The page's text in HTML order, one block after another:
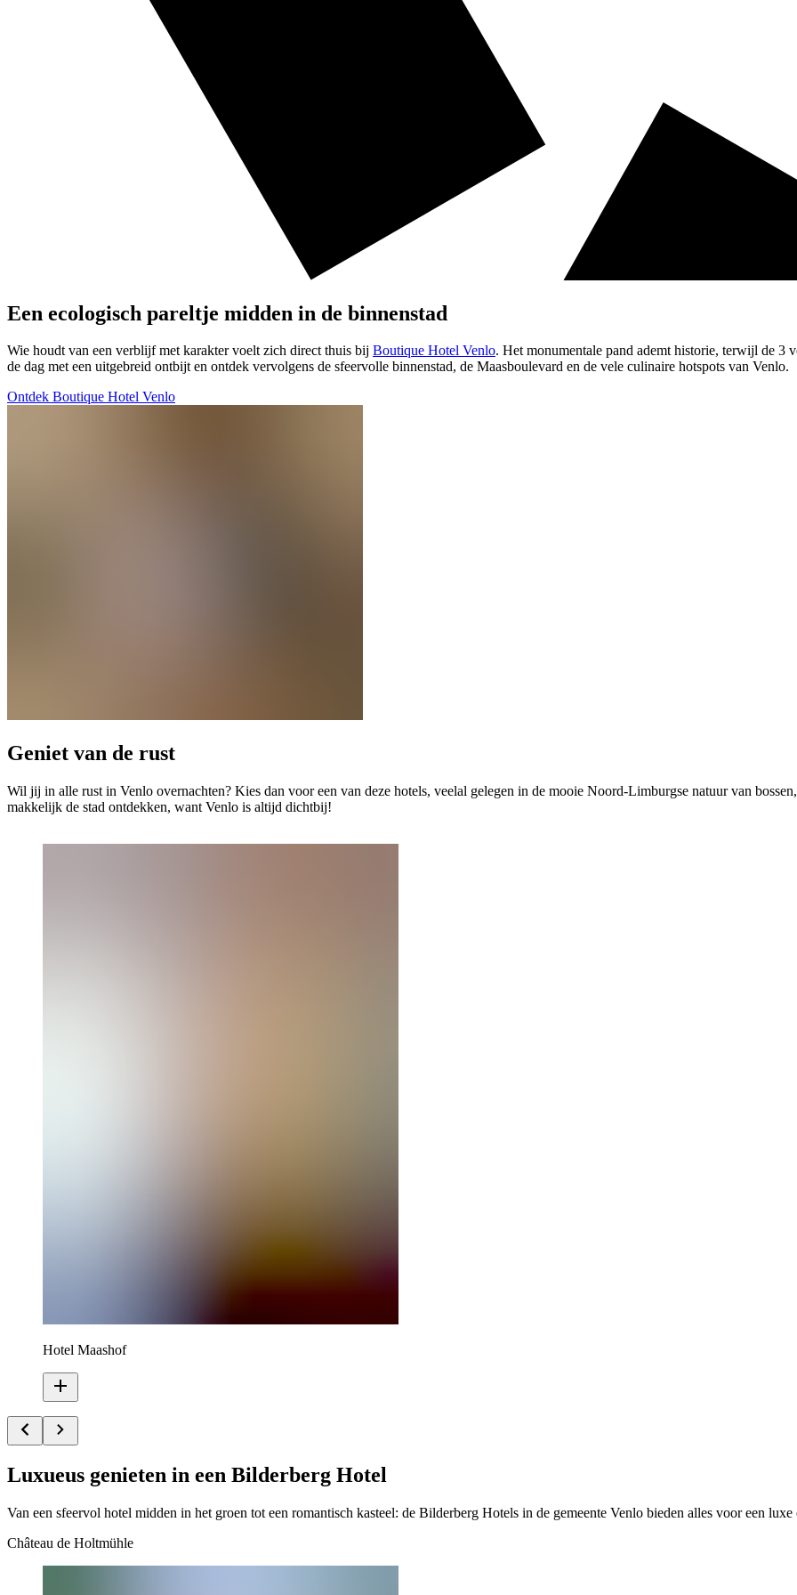
Een ecologisch pareltje midden in de binnenstad
Wie houdt van een verblijf met karakter voelt zich direct thuis bij Boutique Hotel Venlo. Het monumentale pand ademt historie, terwijl de 3
de dag met een uitgebreid ontbijt en ontdek vervolgens de sfeervolle binnenstad, de Maasboulevard en de vele culinaire hotspots van Venlo.
Ontdek Boutique Hotel Venlo
Geniet van de rust
Wil jij in alle rust in Venlo overnachten? Kies dan voor een van deze hotels, veelal gelegen in de mooie Noord-Limburgse natuur van
makkelijk de stad ontdekken, want Venlo is altijd dichtbij!
Hotel Maashof
Luxueus genieten in een Bilderberg Hotel
Van een sfeervol hotel midden in het groen tot een romantisch kasteel: de Bilderberg Hotels in de gemeente Venlo bieden alles voor een
Château de Holtmühle